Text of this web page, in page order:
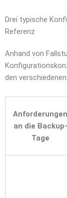
Drei typische
Referenz
Anhand von
den
Anforderungen
an die Backup-
Tage